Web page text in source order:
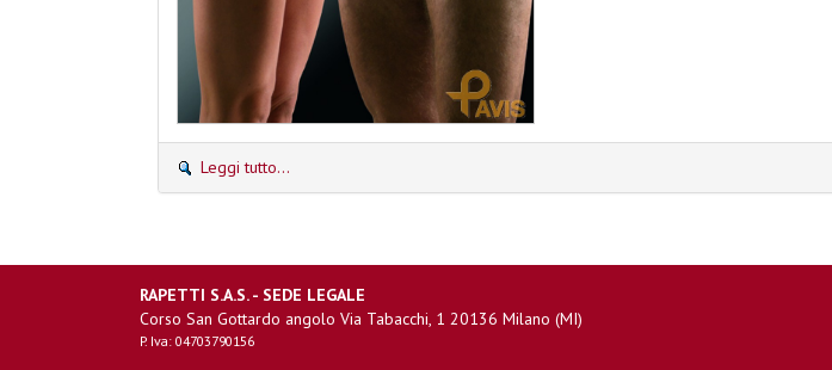
Leggi tutto...
RAPETTI S.A.S. - SEDE LEGALE
Corso San Gottardo angolo Via Tabacchi, 1 20136 Milano (MI)
P. Iva: 04703790156